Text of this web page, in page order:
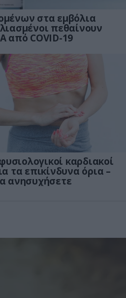
στα εμβόλια
πεθαίνουν
από COVID-19
καρδιακοί
τα επικίνδυνα όρια –
ανησυχήσετε